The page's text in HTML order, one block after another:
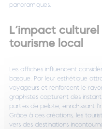
panoramiques.
L’impact
tourisme local
Les affiches influencent
basque. Par leur esthétique
voyageurs et renforcent le
graphistes capturent des
parties de pelote, enrichissant
Grâce à ces créations, les
vers des destinations